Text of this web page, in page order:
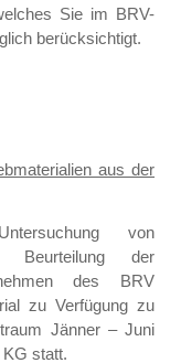
Sie im BRV-
berücksichtigt.
aus der
von
Beurteilung der
des BRV
zu Verfügung zu
Jänner – Juni
statt.